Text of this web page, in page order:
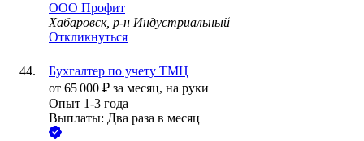
ООО Профит
Хабаровск, р-н Индустриальный
Откликнуться
Бухгалтер по учету ТМЦ
от 65 000 ₽ за месяц, на руки
Опыт 1-3 года
Выплаты: Два раза в месяц